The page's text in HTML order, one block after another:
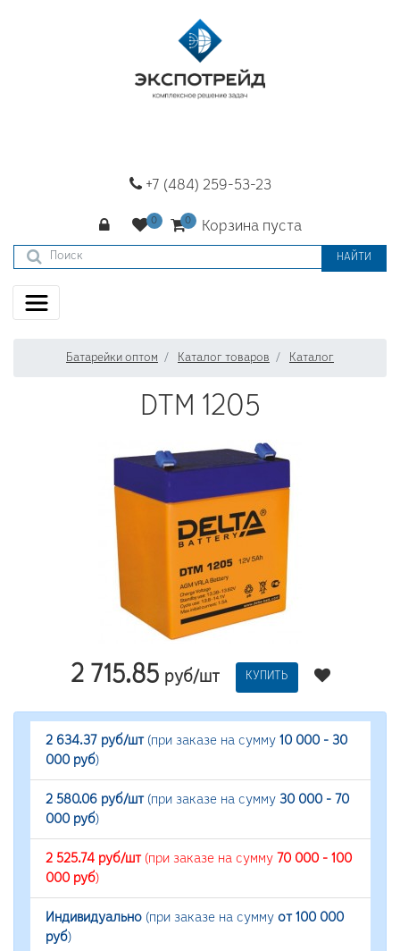
+7 (484) 259-53-23
Корзина пуста
НАЙТИ
Батарейки оптом Каталог товаров Каталог
DTM 1205
2 715.85 руб/шт КУПИТЬ
2 634.37 руб/шт(при заказе на сумму 10 000 - 30
000 руб)
2 580.06 руб/шт(при заказе на сумму 30 000 - 70
000 руб)
2 525.74 руб/шт(при заказе на сумму 70 000 - 100
000 руб)
Индивидуально (при заказе на сумму от 100 000
руб)